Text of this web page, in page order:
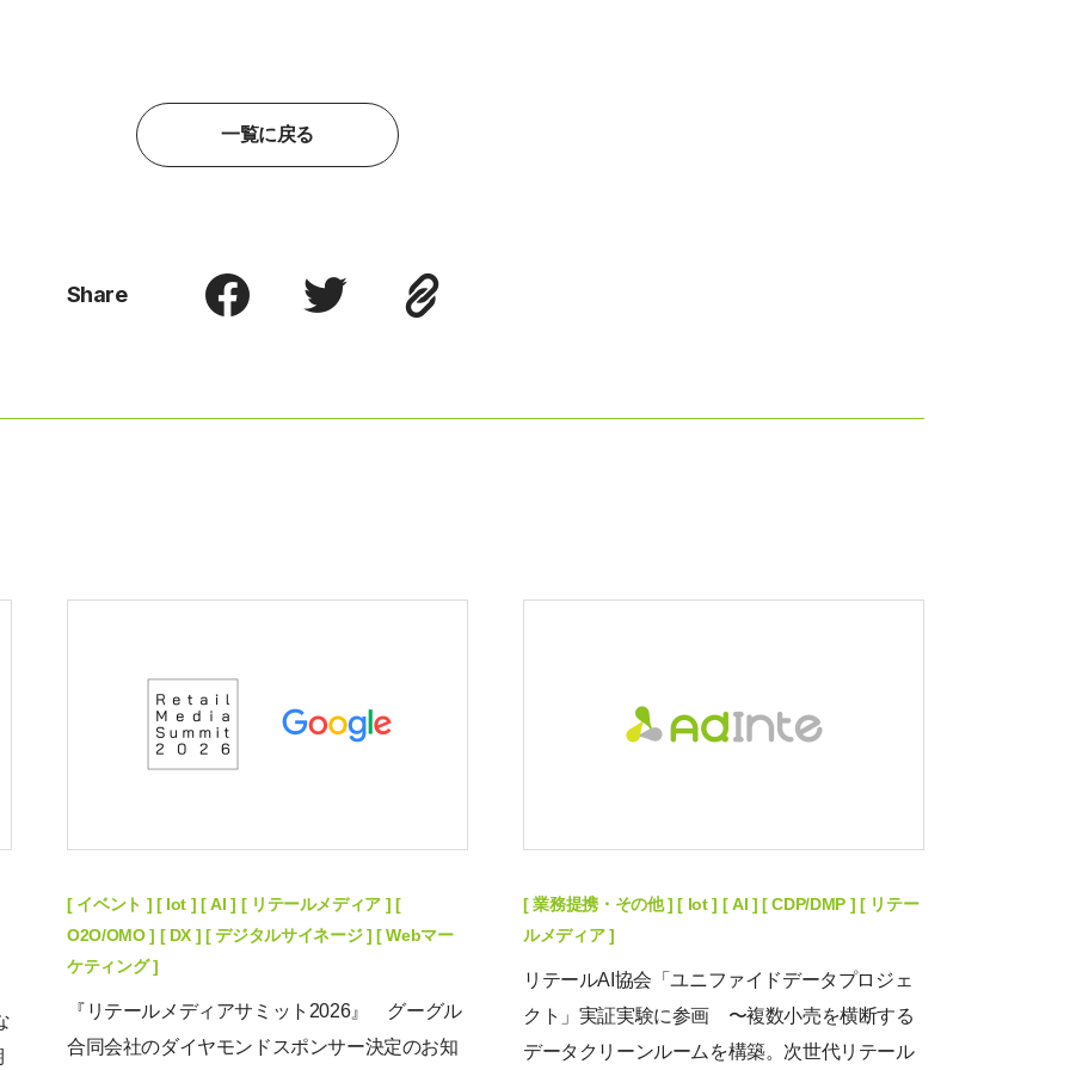
一覧に戻る
Share
[ イベント ] [ Iot ] [ AI ] [ リテールメディア ] [
O2O/OMO ] [ DX ] [ デジタルサイネージ ] [ Webマー
ケティング ]
『リテールメディアサミット2026』 グーグル
合同会社のダイヤモンドスポンサー決定のお知
[ 業務提携・その他 ] [ Iot ] [ AI ] [ CDP/DMP ] [ リテー
ルメディア ]
リテールAI協会「ユニファイドデータプロジェ
クト」実証実験に参画 〜複数小売を横断する
データクリーンルームを構築。次世代リテール